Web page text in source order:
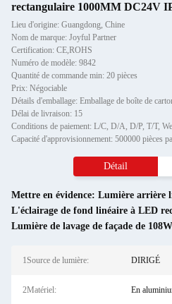
rectangulaire 1000MM DC24V
Lieu d'origine: Guangdong, Chine
Nom de marque: Joyful Partner
Certification: CE,ROHS
Numéro de modèle: 9842
Quantité de commande min: 20 pièces
Prix: Négociable
Détails d'emballage: Emballage de boîte de
Délai de livraison: 15
Conditions de paiement: L/C, D/A, D/P, T/T,
Capacité d'approvisionnement: 500000 pièces
Détail
Mettre en évidence: Lumière arrière
L'éclairage de fond linéaire à LED
Lumière de lavage de façade de 108W
1Source de lumière: DIRIGÉ
2Matériel: En